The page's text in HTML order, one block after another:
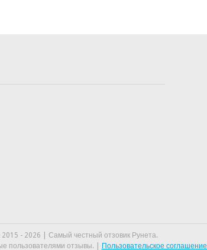
- 2026 | Самый честный отзовик Рунета.
пользователями отзывы. |
Пользовательское соглашение